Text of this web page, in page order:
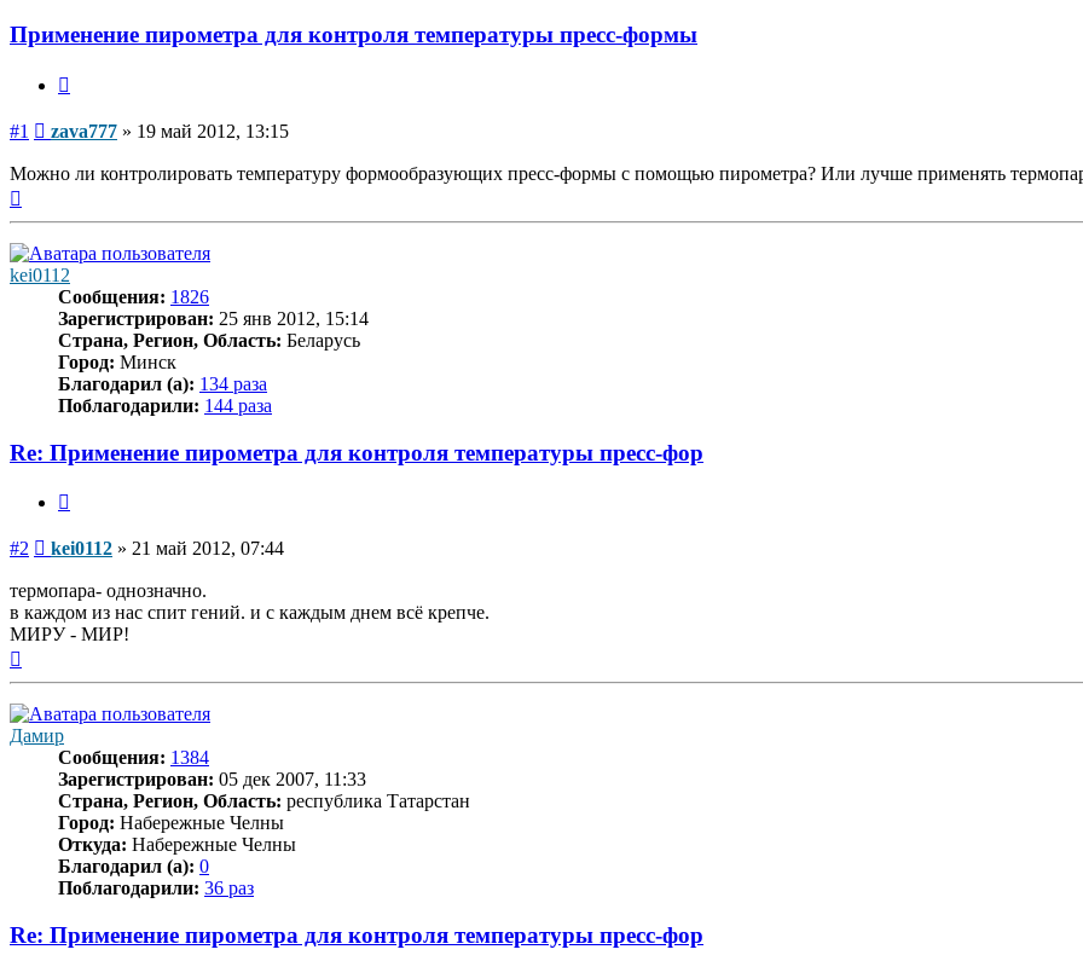
Применение пирометра для контроля температуры пресс-формы
#1 Сообщение
zava777 » 19 май 2012, 13:15
Можно ли контролировать температуру формообразующих пресс-формы с помощью пирометра? Или лучше применять
kei0112
Сообщения: 1826
Зарегистрирован: 25 янв 2012, 15:14
Страна, Регион, Область: Беларусь
Город: Минск
Благодарил (а): 134 раза
Поблагодарили: 144 раза
Re: Применение пирометра для контроля температуры пресс-фор
#2 Сообщение
kei0112 » 21 май 2012, 07:44
термопара- однозначно.
в каждом из нас спит гений. и с каждым днем всё крепче.
МИРУ - МИР!
Дамир
Сообщения: 1384
Зарегистрирован: 05 дек 2007, 11:33
Страна, Регион, Область: республика Татарстан
Город: Набережные Челны
Откуда: Набережные Челны
Благодарил (а): 0
Поблагодарили: 36 раз
Re: Применение пирометра для контроля температуры пресс-фор